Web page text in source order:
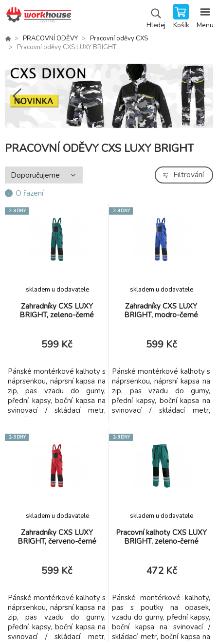
Hledej Košík Menu
PRACOVNÍ ODĚVY
Pracovní oděvy CXS
Pracovní oděvy CXS LUXY BRIGHT
PRACOVNÍ ODĚVY CXS LUXY BRIGHT
O řazení
Filtrování
2-3 DNY
Zahradníky CXS LUXY
BRIGHT, zeleno-černé
skladem u dodavatele
599 Kč
Pánské montérkové kalhoty s
náprsenkou, náprsní kapsa na
zip, pas vzadu do gumy,
přední kapsy, boční kapsa na
svinovací / skládací metr,
zadní kapsa s klopou, šle s
gumou vzadu, reflexní pruhy.
Doporučené použití:
strojírenství, stavebnictví,
lehký průmysl, automobilový
průmysl, logistik
2-3 DNY
Zahradníky CXS LUXY
BRIGHT, modro-černé
skladem u dodavatele
599 Kč
Pánské montérkové kalhoty s
náprsenkou, náprsní kapsa na
zip, pas vzadu do gumy,
přední kapsy, boční kapsa na
svinovací / skládací metr,
zadní kapsa s klopou, šle s
gumou vzadu, reflexní pruhy.
Doporučené použití:
strojírenství, stavebnictví,
lehký průmysl, automobilový
průmysl, logistik
2-3 DNY
Zahradníky CXS LUXY
BRIGHT, červeno-černé
skladem u dodavatele
599 Kč
Pánské montérkové kalhoty s
náprsenkou, náprsní kapsa na
zip, pas vzadu do gumy,
přední kapsy, boční kapsa na
svinovací / skládací metr,
2-3 DNY
Pracovní kalhoty CXS LUXY
BRIGHT, zeleno-černé
skladem u dodavatele
472 Kč
Pánské montérkové kalhoty,
pas s poutky na opasek,
vzadu do gumy, přední kapsy,
boční kapsa na svinovací /
skládací metr, boční kapsa na